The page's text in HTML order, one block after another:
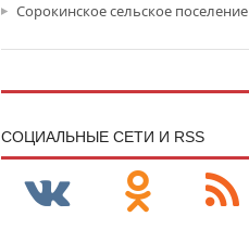
Сорокинское сельское поселение
CОЦИАЛЬНЫЕ СЕТИ И RSS